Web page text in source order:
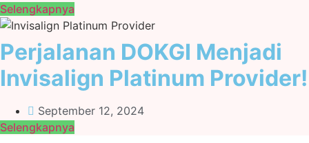
Selengkapnya
Perjalanan DOKGI Menjadi
Invisalign Platinum Provider!
September 12, 2024
Selengkapnya